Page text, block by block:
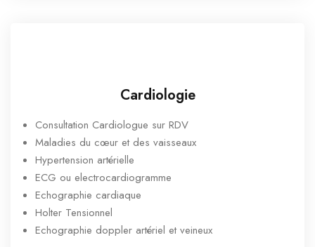
Cardiologie
Consultation Cardiologue sur RDV
Maladies du cœur et des vaisseaux
Hypertension artérielle
ECG ou electrocardiogramme
Echographie cardiaque
Holter Tensionnel
Echographie doppler artériel et veineux